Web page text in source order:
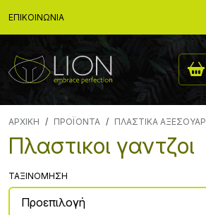
ΕΠΙΚΟΙΝΩΝΊΑ
ΑΡΧΙΚΉ ΠΡΟΪΟΝΤΑ ΠΛΑΣΤΙΚΑ ΑΞΕΣΟΥΑΡ
Πλαστικοι γαντζοι
ΤΑΞΙΝΌΜΗΣΗ